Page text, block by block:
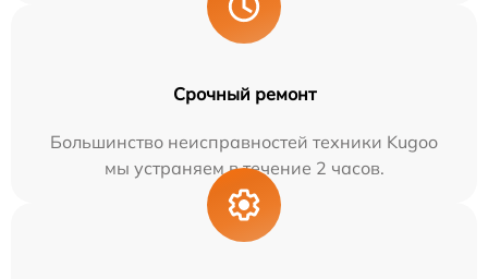
Срочный ремонт
Большинство неисправностей техники Kugoo
мы устраняем в течение 2 часов.